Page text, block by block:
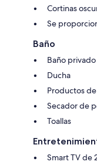
Cortinas
Se
Baño
Baño privado
Ducha
Productos
Secador de
Toallas
Smart TV de